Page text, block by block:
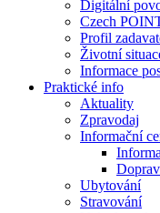
Digitální
Czech
Profil
Životní
Informace
Praktické info
Aktuality
Zpravodaj
Informační
Ubytování
Stravování